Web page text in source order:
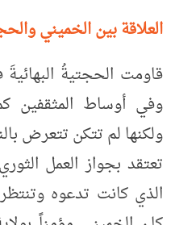
العلاقة بين الخميني
قاومت الحجتيةُ
وفي أوساط المثقفين
ولكنها لم تتكن تتعرض
تعتقد بجواز العمل
الذي كانت تدعوه